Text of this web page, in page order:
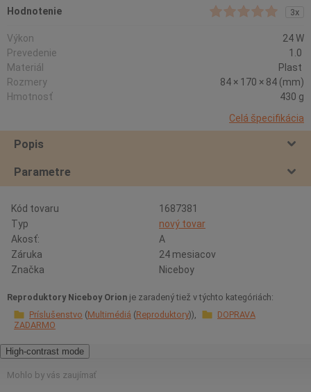
Hodnotenie 3x
Výkon
24 W
Prevedenie
1.0
Materiál
Plast
Rozmery
84 × 170 × 84 (mm)
Hmotnosť
430 g
Celá špecifikácia
Popis
Parametre
Kód tovaru
1687381
Typ
nový tovar
Akosť:
A
Záruka
24 mesiacov
Značka
Niceboy
Reproduktory Niceboy Orion je zaradený tiež v týchto kategóriách:
Príslušenstvo Multimédiá Reproduktory
DOPRAVA
ZADARMO
High-contrast mode
Mohlo by vás zaujímať